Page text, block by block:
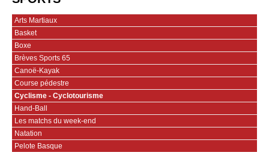
Arts Martiaux
Basket
Boxe
Brèves Sports 65
Canoë-Kayak
Course pédestre
Cyclisme - Cyclotourisme
Hand-Ball
Les matchs du week-end
Natation
Pelote Basque